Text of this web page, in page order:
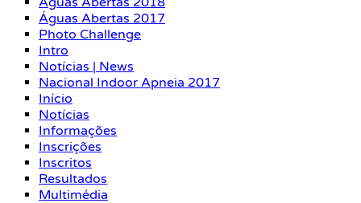
Águas Abertas 2017
Photo Challenge
Intro
Notícias | News
Nacional Indoor Apneia 2017
Início
Notícias
Informações
Inscrições
Inscritos
Resultados
Multimédia